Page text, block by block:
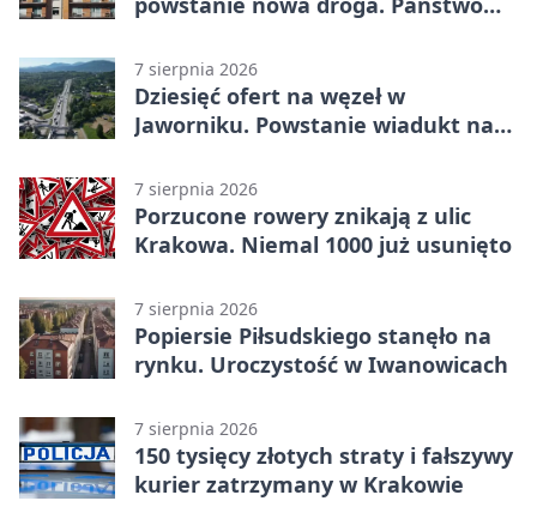
7 sierpnia 2026
Dziesięć ofert na węzeł w
Jaworniku. Powstanie wiadukt nad
7 sierpnia 2026
Porzucone rowery znikają z ulic
Krakowa. Niemal 1000 już usunięto
7 sierpnia 2026
Popiersie Piłsudskiego stanęło na
rynku. Uroczystość w Iwanowicach
7 sierpnia 2026
150 tysięcy złotych straty i fałszywy
kurier zatrzymany w Krakowie